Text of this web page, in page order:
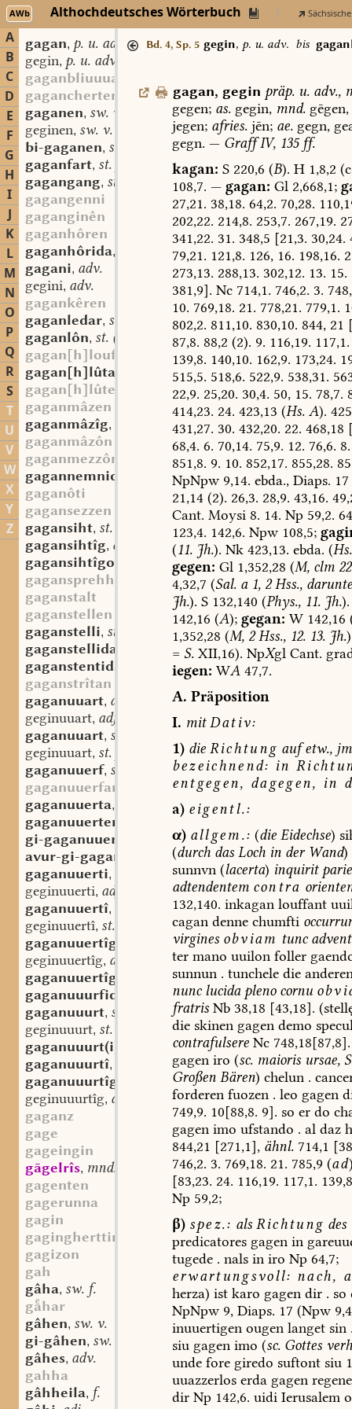
AWb Althochdeutsches Wörterbuch
A
B
C
D
E
F
G
H
I
J
K
L
M
N
O
P
Q
R
S
T
U
V
W
X
Y
Z
gagan, p. u. adv.
gegin, p. u. adv.
gaganbliuuuan
gagancherten
gaganen, sw. v.
geginen, sw. v.
bi-gaganen, sw. v.
gaganfart, st. f.
gagangang, st. m.
gagangenni
gaganginên
gaganhôren
gaganhôrida,
gagani, adv.
gegini, adv.
gagankêren
gaganledar, st. n.
gaganlôn, st. (m. n.)
gagan[h]loufan
gagan[h]lûta
gagan[h]lûten
gaganmâzen
gaganmâzîg,
gaganmâzôn
gaganmezzôn
gagannemnida
gaganôti
gagansezzen
gagansiht, st. f.
gagansihtîg, adj.
gagansihtîgo
gagansprehhan
gaganstalt
gaganstellen
gaganstelli, st. n.
gaganstellida
gaganstentida
gaganstrîtan
gaganuuart, adj.
geginuuart, adj.
gaganuuart, st. f.
geginuuart, st. f.
gaganuuerf, st. m.
gaganuuerfan
gaganuuerta,
gaganuuerten
gi-gaganuuerten
sw. v.
avur-gi-gaganuuerten,sw. v.
gaganuuerti,
geginuuerti, adj.
gaganuuertî,
geginuuertî, st. f.
gaganuuertîg
geginuuertîg, adj.
gaganuuertîgo
gaganuuurfida
gaganuuurt, st. f.
geginuuurt, st. f.
gaganuuurt(i)
gaganuuurtî,
gaganuuurtîg
geginuuurtîg, adj.
gaganz
gage
gageingin
gāgelrîs, mnd. st. n.
gagenten
gagerunna
gagin
gagingherttimo
gagizon
gah
gâha, sw. f.
ghar
gâhen, sw. v.
gi-gâhen, sw. v.
gâhes, adv.
gahha
gâhheila, f.
Bd. 4, Sp. 5 gegin, p. u. adv. bis
gagan, gegin präp. u. adv.,
gegen; as. gegin, mnd.gēgen,
jegen; afries.jēn; ae. gegn,
gegn. — GraffIV,135ff.
kagan: S220,6 (B). H1,8,2
108,7. — gagan: Gl2,668,1;
27,21. 38,18. 64,2. 70,28.
202,22. 214,8. 253,7. 267,19.
341,22. 31. 348,5 [21,3. 30,24.
79,21. 121,8. 126, 16. 198,16.
273,13. 288,13. 302,12. 13. 15.
381,9]. Nc714,1. 746,2. 3.
10. 769,18. 21. 778,21. 779,1.
802,2. 811,10. 830,10. 844,21
87,8. 88,2 (2). 9. 116,19. 117,1.
139,8. 140,10. 162,9. 173,24.
515,5. 518,6. 522,9. 538,31.
22,9. 25,20. 30,4. 50, 15. 78,7.
414,23. 24. 423,13 (Hs.A).
431,27. 30. 432,20. 22. 468,18
68,4. 6. 70,14. 75,9. 12. 76,6. 8.
851,8. 9. 10. 852,17. 855,28.
NpNpw 9,14. ebda.,Diaps. 17
21,14(2). 26,3. 28,9. 43,16.
Cant. Moysi8. 14. Np59,2.
123,4. 142,6. Npw108,5;
(11.Jh.). Nk423,13. ebda. (Hs.
gegen: Gl1,352,28 (M,clm22
4,32,7 (Sal.a1,2Hss.,
Jh.). S132,140 (Phys.,11.Jh.).
142,16 (A); gegan: W142,16
1,352,28 (M, 2Hss.,12.13.Jh.
= S.XII,16). NpXglCant.
iegen: WA47,7.
A. Präposition
I. mit Dativ:
1) die Richtung aufetw.,
bezeichnend: in
entgegen, dagegen, in
a) eigentl.:
α) allgem.: (die Eidechse)
(durchdas LochinderWand)
sunnvn(lacerta) inquirit
adtendentem contra
132,140. inkaganlouffant
cagandennechumfti
virgines obviam tunc
termano uuilonfoller
sunnun. tuncheledie
nunc lucidaplenocornu
fratrisNb38,18 [43,18].
dieskinengagendemo
contrafulsereNc748,18[87,8].
gageniro (sc.maiorisursae,
GroßenBären) chelun.
forderen fuozen. leo gagen
749,9. 10[88,8. 9]. so erdo
gagenimo ufstando . al daz
844,21 [271,1], ähnl.714,1
746,2. 3. 769,18. 21. 785,9 (ad
[83,23. 24. 116,19. 117,1.
Np59,2;
β) spez.: als Richtung des
predicatores gagenin
tugede. nalsiniro Np64,7;
erwartungsvoll: nach,
herza) istkaro gagendir. so
NpNpw9, Diaps. 17 (Npw
inuuertigenougenlanget sin
siugagenimo (sc.Gottes
undeforegiredo suftontsiu
uuazzerloserdagagenregene
dir Np142,6. uidiIerusalem